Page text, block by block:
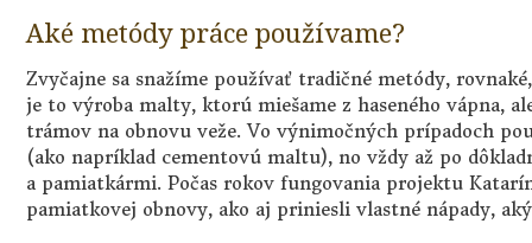
Aké metódy práce používame?
Zvyčajne sa snažíme používať tradičné metódy,
je to výroba malty, ktorú miešame z haseného vápna,
trámov na obnovu veže. Vo výnimočných prípadoch
(ako napríklad cementovú maltu), no vždy až po
a pamiatkármi. Počas rokov fungovania projektu
pamiatkovej obnovy, ako aj priniesli vlastné nápady,